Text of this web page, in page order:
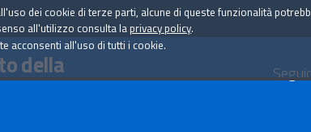
della
dei cookie di terze parti, alcune di queste funzionalità
all'utilizzo consulta la privacy policy.
acconsenti all'uso di tutti i cookie.